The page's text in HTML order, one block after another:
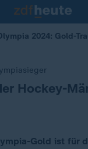
2024: Gold-
Hockey-
Gold ist für